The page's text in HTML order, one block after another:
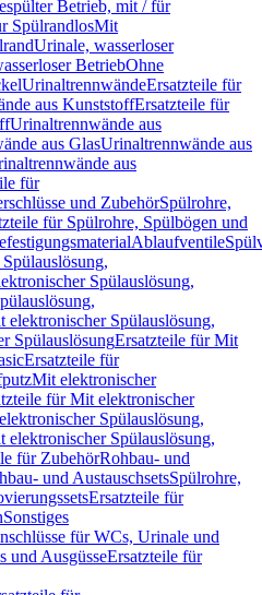
Betrieb, mit / für
SpülrandlosMit
Urinale, wasserloser
BetriebOhne
UrinaltrennwändeErsatzteile für
aus KunststoffErsatzteile für
Urinaltrennwände aus
aus GlasUrinaltrennwände aus
aus
für
und ZubehörSpülrohre,
für Spülrohre, Spülbögen und
Ablaufventile
Spülauslösung,
elektronischer Spülauslösung,
SpülauslösungErsatzteile für Mit
Ersatzteile für
Mit elektronischer
für Mit elektronischer
Spülauslösung,
elektronischer Spülauslösung,
für ZubehörRohbau- und
und AustauschsetsSpülrohre,
Ersatzteile für
Sonstiges
für WCs, Urinale und
und AusgüsseErsatzteile für